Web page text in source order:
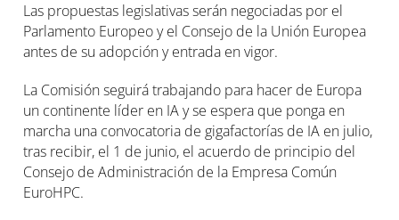
Las propuestas legislativas serán negociadas por el
Parlamento Europeo y el Consejo de la Unión Europea
antes de su adopción y entrada en vigor.
La Comisión seguirá trabajando para hacer de Europa
un continente líder en IA y se espera que ponga en
marcha una convocatoria de gigafactorías de IA en julio,
tras recibir, el 1 de junio, el acuerdo de principio del
Consejo de Administración de la Empresa Común
EuroHPC.